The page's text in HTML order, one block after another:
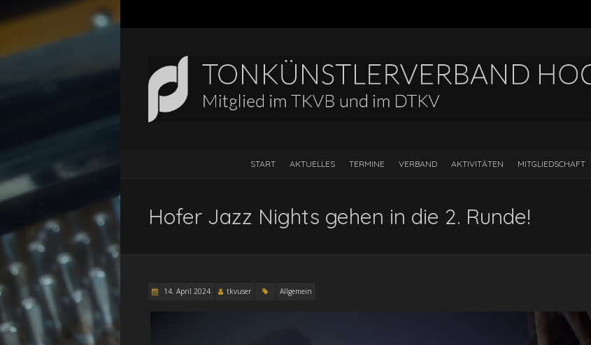
START AKTUELLES TERMINE VERBAND AKTIVITÄTEN MITGLIEDSCHAFT
Hofer Jazz Nights gehen in die 2. Runde!
14. April 2024 tkvuser Allgemein